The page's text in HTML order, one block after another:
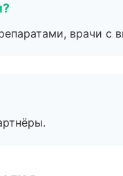
врачи